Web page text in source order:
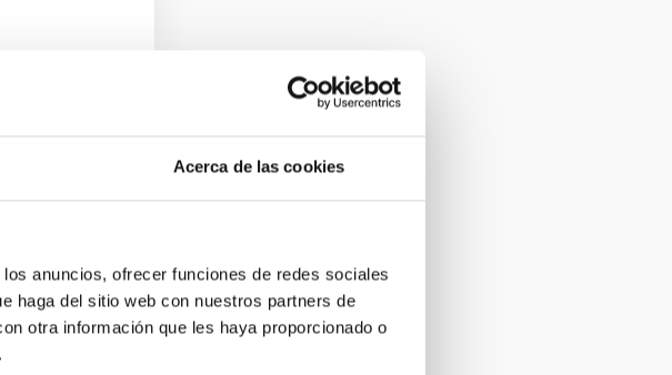
Acerca de las cookies
anuncios, ofrecer funciones de redes sociales
haga del sitio web con nuestros partners de
otra información que les haya proporcionado o
Estratégico de
"Nuevos